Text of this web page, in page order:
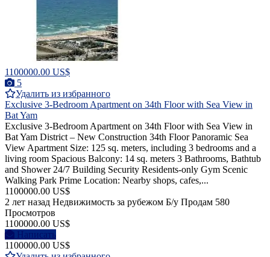
1100000.00 US$
5
Удалить из избранного
Exclusive 3-Bedroom Apartment on 34th Floor with Sea View in
Bat Yam
Exclusive 3-Bedroom Apartment on 34th Floor with Sea View in
Bat Yam District – New Construction 34th Floor Panoramic Sea
View Apartment Size: 125 sq. meters, including 3 bedrooms and a
living room Spacious Balcony: 14 sq. meters 3 Bathrooms, Bathtub
and Shower 24/7 Building Security Residents-only Gym Scenic
Walking Park Prime Location: Nearby shops, cafes,...
1100000.00 US$
2 лет назад Недвижимость за рубежом Б/у Продам 580
Просмотров
1100000.00 US$
Написать
1100000.00 US$